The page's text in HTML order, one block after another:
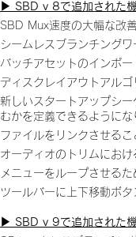
▶︎ SBD v 8で追加された
SBD Mux速度の大幅な改
シームレスブランチング
バッチアセットのインポ
ディスクレイアウトアル
新しいスタートアップシ
むかを定義できるようにな
ファイルをリンクさせる
オーディオのトリムにお
メニューをループさせる
ツールバーに上下移動ボ
▶︎ SBD v 9で追加された